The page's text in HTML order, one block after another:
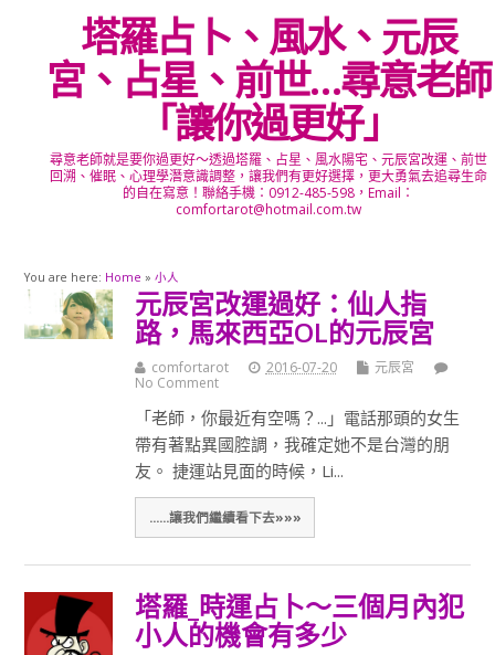
塔羅占卜、風水、元辰
宮、占星、前世…尋意老師
「讓你過更好」
尋意老師就是要你過更好～透過塔羅、占星、風水陽宅、元辰宮改運、前世
回溯、催眠、心理學潛意識調整，讓我們有更好選擇，更大勇氣去追尋生命
的自在寫意！聯絡手機：0912-485-598，Email：
comfortarot@hotmail.com.tw
You are here: Home » 小人
元辰宮改運過好：仙人指
路，馬來西亞OL的元辰宮
comfortarot 2016-07-20
元辰宮
No Comment
「老師，你最近有空嗎？...」電話那頭的女生
帶有著點異國腔調，我確定她不是台灣的朋
友。 捷運站見面的時候，Li...
......讓我們繼續看下去»»»
塔羅_時運占卜～三個月內犯
小人的機會有多少